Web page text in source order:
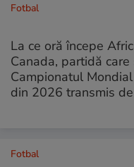
Fotbal
La ce oră începe
Canada, partidă care
Campionatul
din 2026 transmis
Fotbal